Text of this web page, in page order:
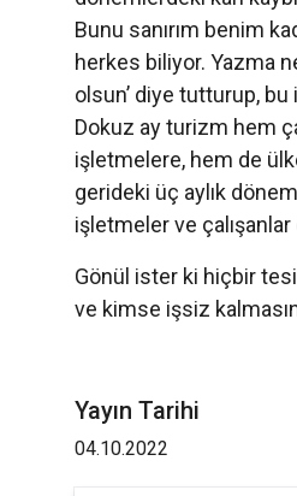
Bunu sanırım benim
herkes biliyor. Yazma
olsun’ diye tutturup, bu
Dokuz ay turizm hem
işletmelere, hem de
gerideki üç aylık
işletmeler ve
Gönül ister ki hiçbir
ve kimse işsiz
Yayın Tarihi
04.10.2022